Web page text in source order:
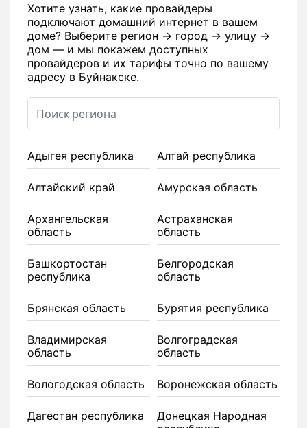
Хотите узнать, какие провайдеры
подключают домашний интернет в вашем
доме? Выберите регион → город → улицу →
дом — и мы покажем доступных
провайдеров и их тарифы точно по вашему
адресу в Буйнакске.
Адыгея республика Алтай республика
Алтайский край Амурская область
Архангельская
область
Астраханская
область
Башкортостан
республика
Белгородская
область
Брянская область Бурятия республика
Владимирская
область
Волгоградская
область
Вологодская область Воронежская область
Дагестан республика
Донецкая Народная